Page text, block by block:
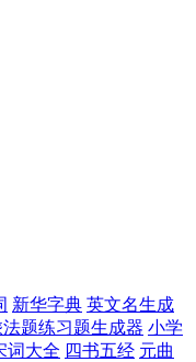
新华字典 英文名生成
题练习题生成器 小学
词大全 四书五经 元曲